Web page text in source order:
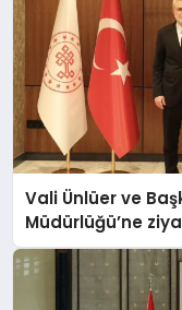
Vali Ünlüer ve
Müdürlüğü’ne